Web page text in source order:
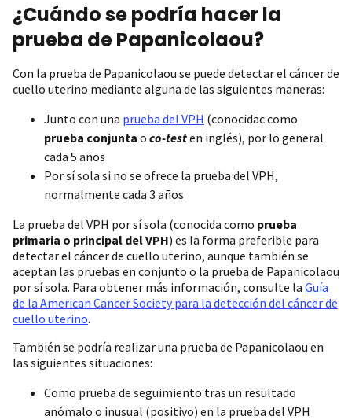
¿Cuándo se podría hacer la
prueba de Papanicolaou?
Con la prueba de Papanicolaou se puede detectar el cáncer de
cuello uterino mediante alguna de las siguientes maneras:
‌Junto con una prueba del VPH (conocidac como
prueba conjunta o co-testen inglés), por lo general
cada 5 años
Por sí sola si no se ofrece la prueba del VPH,
normalmente cada 3 años
La prueba del VPH por sí sola (conocida como prueba
primaria o principal del VPH) es la forma preferible para
detectar el cáncer de cuello uterino, aunque también se
aceptan las pruebas en conjunto o la prueba de Papanicolaou
por sí sola. Para obtener más información, consulte la Guía
de la American Cancer Society para la detección del cáncer de
cuello uterino.
También se podría realizar una prueba de Papanicolaou en
las siguientes situaciones:
Como prueba de seguimiento tras un resultado
anómalo o inusual (positivo) en la prueba del VPH